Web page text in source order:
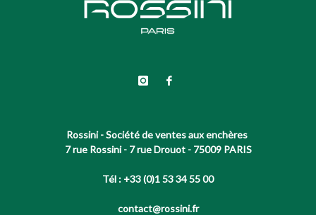
Rossini - Société de ventes aux enchères
7 rue Rossini - 7 rue Drouot - 75009 PARIS
Tél : +33 (0)1 53 34 55 00
contact@rossini.fr